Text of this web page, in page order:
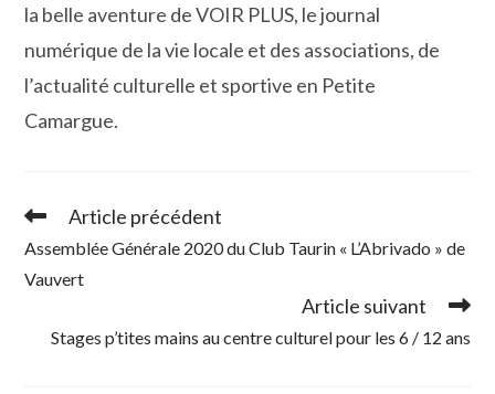
la belle aventure de VOIR PLUS, le journal
numérique de la vie locale et des associations, de
l’actualité culturelle et sportive en Petite
Camargue.
Read
articles
Article précédent
Assemblée Générale 2020 du Club Taurin « L’Abrivado » de
Vauvert
Article suivant
Stages p’tites mains au centre culturel pour les 6 / 12 ans